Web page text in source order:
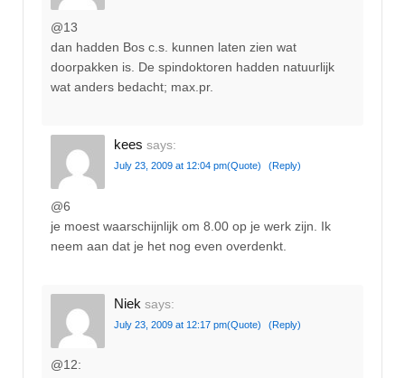
@13
dan hadden Bos c.s. kunnen laten zien wat
doorpakken is. De spindoktoren hadden natuurlijk
wat anders bedacht; max.pr.
kees says:
July 23, 2009 at 12:04 pm(Quote) (Reply)
@6
je moest waarschijnlijk om 8.00 op je werk zijn. Ik
neem aan dat je het nog even overdenkt.
Niek says:
July 23, 2009 at 12:17 pm(Quote) (Reply)
@12: